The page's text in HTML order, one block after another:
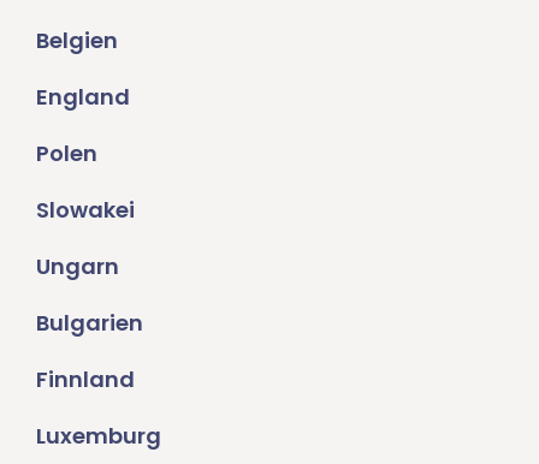
Belgien
England
Polen
Slowakei
Ungarn
Bulgarien
Finnland
Luxemburg